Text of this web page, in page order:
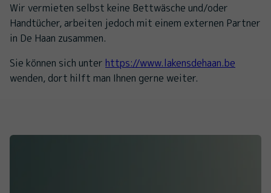
Wir vermieten selbst keine Bettwäsche und/oder
Handtücher, arbeiten jedoch mit einem externen Partner
in De Haan zusammen.
Sie können sich unter https://www.lakensdehaan.be
wenden, dort hilft man Ihnen gerne weiter.